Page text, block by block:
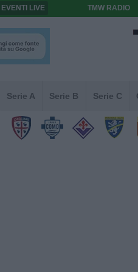
EVENTI LIVE TMW RADIO
Serie A Serie B Serie C